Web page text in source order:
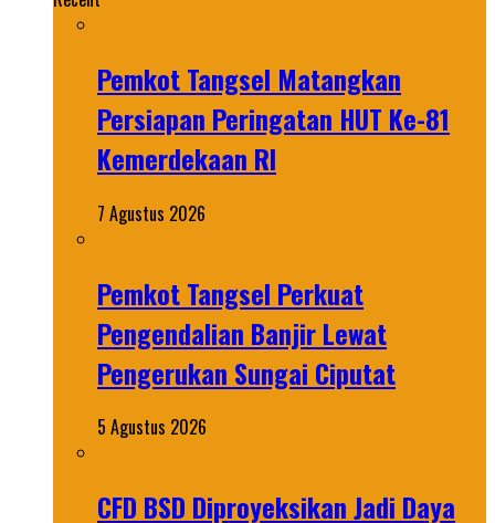
Pemkot Tangsel Matangkan
Persiapan Peringatan HUT Ke-81
Kemerdekaan RI
7 Agustus 2026
Pemkot Tangsel Perkuat
Pengendalian Banjir Lewat
Pengerukan Sungai Ciputat
5 Agustus 2026
CFD BSD Diproyeksikan Jadi Daya